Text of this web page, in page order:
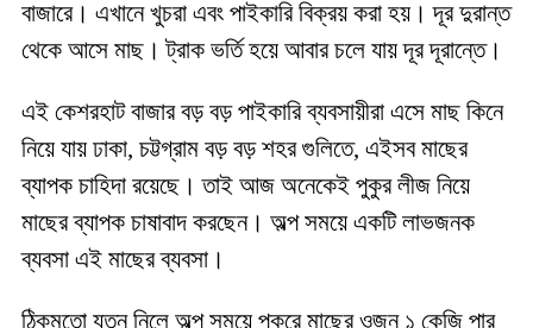
বাজারে। এখানে খুচরা এবং পাইকারি বিক্রয় করা হয়। দূর দুরান্ত
থেকে আসে মাছ। ট্রাক ভর্তি হয়ে আবার চলে যায় দূর দূরান্তে।
এই কেশরহাট বাজার বড় বড় পাইকারি ব্যবসায়ীরা এসে মাছ কিনে
নিয়ে যায় ঢাকা, চট্টগ্রাম বড় বড় শহর গুলিতে, এইসব মাছের
ব্যাপক চাহিদা রয়েছে। তাই আজ অনেকেই পুকুর লীজ নিয়ে
মাছের ব্যাপক চাষাবাদ করছেন। অল্প সময়ে একটি লাভজনক
ব্যবসা এই মাছের ব্যবসা।
ঠিকমতো যত্ন নিলে অল্প সময়ে পুকুরে মাছের ওজন ১ কেজি পার